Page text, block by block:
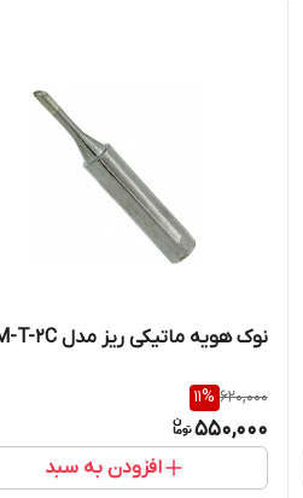
نوک هویه ماتیکی ریز مدل 900M-T-2C
620,000
11%
550,000
افزودن به سبد